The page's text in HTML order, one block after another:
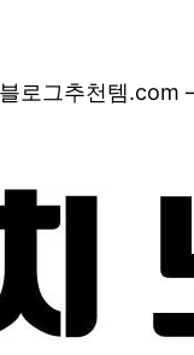
블로그추천템.com